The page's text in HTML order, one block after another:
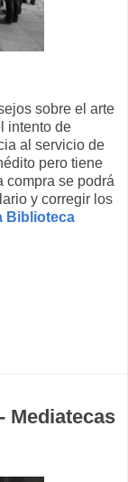
sobre el arte
intento de
al servicio de
pero tiene
compra se podrá
y corregir los
Biblioteca
Mediatecas